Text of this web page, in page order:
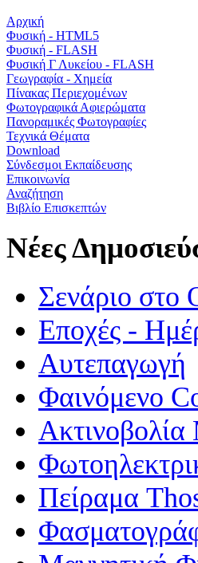
Αρχική
Φυσική - HTML5
Φυσική - FLASH
Φυσική Γ Λυκείου - FLASH
Γεωγραφία - Χημεία
Πίνακας Περιεχομένων
Φωτογραφικά Αφιερώματα
Πανοραμικές Φωτογραφίες
Τεχνικά Θέματα
Download
Σύνδεσμοι Εκπαίδευσης
Επικοινωνία
Αναζήτηση
Βιβλίο Επισκεπτών
Νέες
Σενάριο στο
Εποχές -
Αυτεπαγωγή
Φαινόμενο
Πείραμα